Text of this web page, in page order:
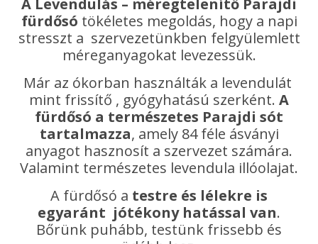
A Levendulás – méregtelenítő Parajdi
fürdősó tökéletes megoldás, hogy a napi
stresszt a szervezetünkben felgyülemlett
méreganyagokat levezessük.
Már az ókorban használták a levendulát
mint frissítő , gyógyhatású szerként. A
fürdősó a természetes Parajdi sót
tartalmazza, amely 84 féle ásványi
anyagot hasznosít a szervezet számára.
Valamint természetes levendula illóolajat.
A fürdősó a testre és lélekre is
egyaránt jótékony hatással van.
Bőrünk puhább, testünk frissebb és